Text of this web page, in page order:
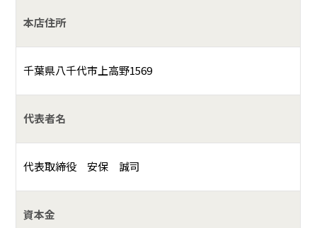
本店住所
千葉県八千代市上高野1569
代表者名
代表取締役 安保 誠司
資本金